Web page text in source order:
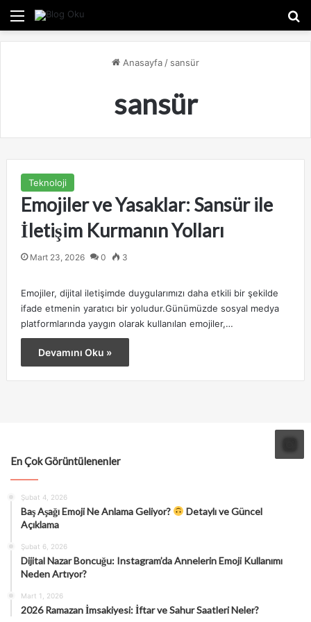
Menü
Anasayfa / sansür
sansür
Teknoloji
Emojiler ve Yasaklar: Sansür ile
İletişim Kurmanın Yolları
Mart 23, 2026 0 3
Emojiler, dijital iletişimde duygularımızı daha etkili bir şekilde
ifade etmenin yaratıcı bir yoludur.Günümüzde sosyal medya
platformlarında yaygın olarak kullanılan emojiler,…
Devamını Oku »
En Çok Görüntülenenler
Şubat 4, 2026
Baş Aşağı Emoji Ne Anlama Geliyor?
Detaylı ve Güncel
Açıklama
Şubat 6, 2026
Dijital Nazar Boncuğu: Instagram’da Annelerin Emoji Kullanımı
Neden Artıyor?
Mart 1, 2026
2026 Ramazan İmsakiyesi: İftar ve Sahur Saatleri Neler?